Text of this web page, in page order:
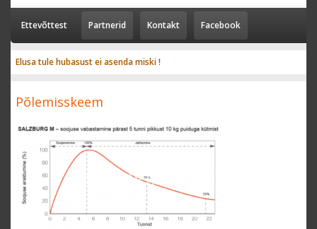
Ettevõttest Partnerid Kontakt Facebook
Elusa tule hubasust ei asenda miski !
Põlemisskeem